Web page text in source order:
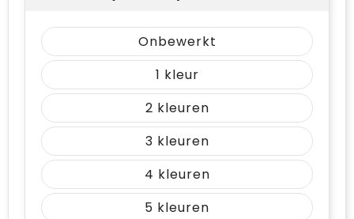
Onbewerkt
1
2
3
4
5